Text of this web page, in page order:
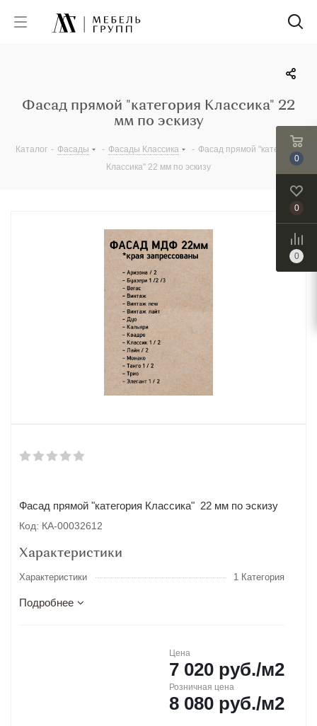
Фасад прямой "категория Классика" 22
мм по эскизу
Каталог - Фасады - Фасады Классика - Фасад прямой "категория
Классика" 22 мм по эскизу
Фасад прямой "категория Классика" 22 мм по эскизу
Код: КА-00032612
Характеристики
Характеристики 1 Категория
Подробнее
Цена
7 020 руб./м2
Розничная цена
8 080 руб./м2
0
0
0